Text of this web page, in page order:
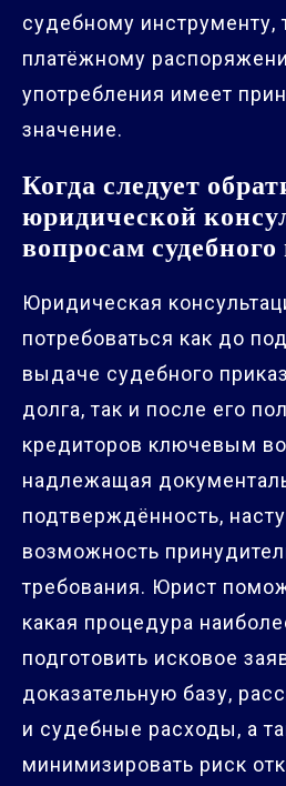
судебному инструменту,
платёжному
употребления имеет
значение.
Когда следует
юридической
вопросам
Юридическая
потребоваться как до
выдаче судебного
долга, так и после его
кредиторов ключевым
надлежащая
подтверждённость,
возможность
требования. Юрист
какая процедура
подготовить исковое
доказательную базу,
и судебные расходы, а
минимизировать риск